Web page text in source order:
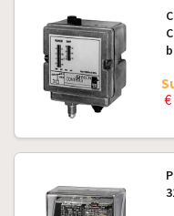
€